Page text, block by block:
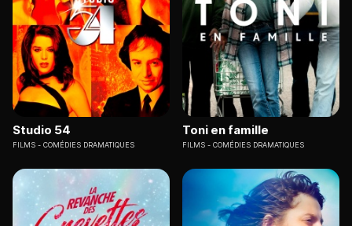
Studio 54
FILMS COMÉDIES DRAMATIQUES
Toni en famille
FILMS COMÉDIES DRAMATIQUES